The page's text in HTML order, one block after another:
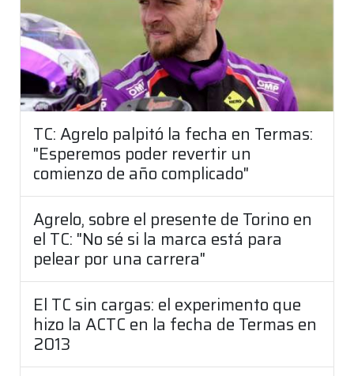
TC: Agrelo palpitó la fecha en Termas:
"Esperemos poder revertir un
comienzo de año complicado"
Agrelo, sobre el presente de Torino en
el TC: "No sé si la marca está para
pelear por una carrera"
El TC sin cargas: el experimento que
hizo la ACTC en la fecha de Termas en
2013